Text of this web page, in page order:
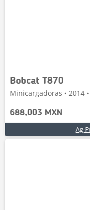
Bobcat T870
Minicargadoras • 2014
688,003 MXN
Ag-